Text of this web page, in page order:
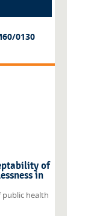
0130
of
in
public health